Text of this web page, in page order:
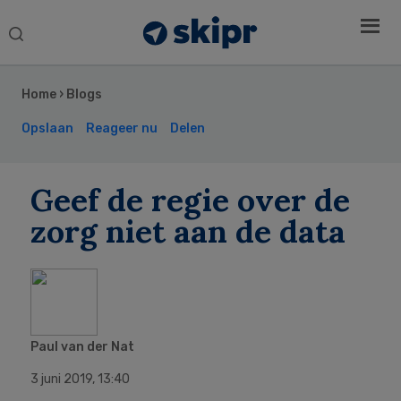
Search
Home › Blogs
Opslaan Reageer nu Delen
Geef de regie over de
zorg niet aan de data
Paul van der Nat
3 juni 2019, 13:40
Sidebar